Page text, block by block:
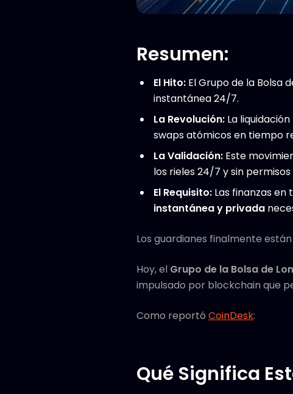
Resumen:
El Hito: El Grupo de la Bolsa
instantánea 24/7.
La Revolución: La
swaps atómicos en tiempo
La Validación: Este
los rieles 24/7 y sin
El Requisito: Las finanzas
instantánea y privada
Los guardianes finalmente
Hoy, el Grupo de la Bolsa de
impulsado por blockchain que
Como reportó CoinDesk:
Qué Significa